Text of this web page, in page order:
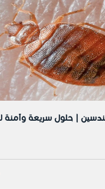
| حلول سريعة وآمنة